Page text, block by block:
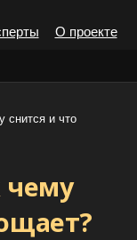
О проекте
снится и что
чему